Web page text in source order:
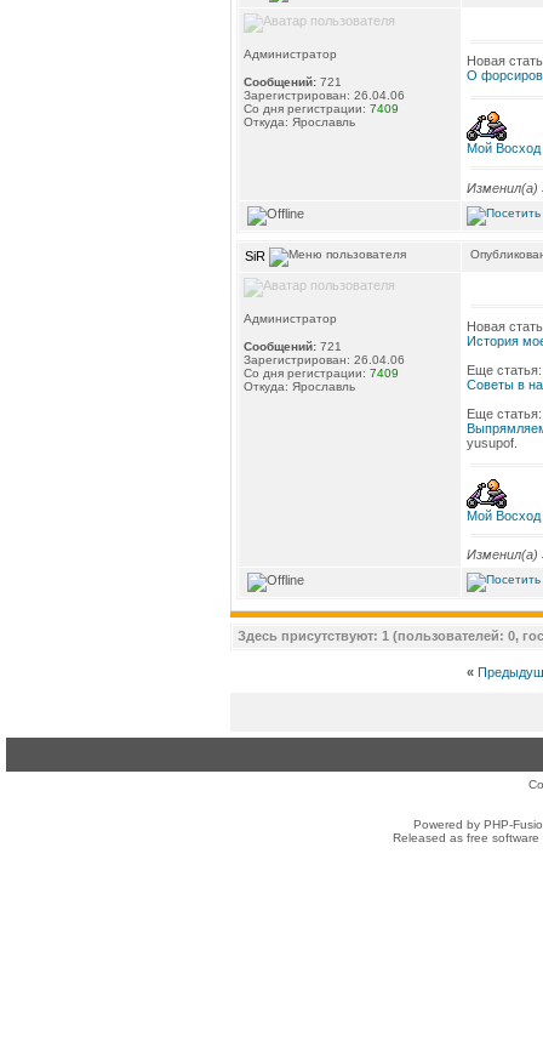
Администратор
Сообщений: 721
Зарегистрирован: 26.04.06
Со дня регистрации: 7409
Откуда: Ярославль
Новая
О
Мой
Изменил(а)
SiR
Администратор
Сообщений: 721
Зарегистрирован: 26.04.06
Со дня регистрации: 7409
Откуда: Ярославль
Новая
История
Еще статья:
Советы в
Еще статья:
yusupof.
Мой
Изменил(а)
Здесь присутствуют: 1 (пользователей: 0,
«
Powered by PHP-
Released as free